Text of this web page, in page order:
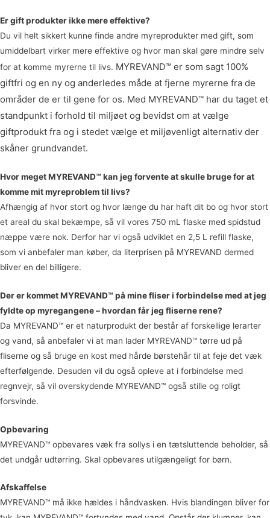
Er gift produkter ikke mere effektive?
Du vil helt sikkert kunne finde andre myreprodukter med gift, som
umiddelbart virker mere effektive og hvor man skal gøre mindre selv
for at komme myrerne til livs. MYREVAND™ er som sagt 100%
giftfri og en ny og anderledes måde at fjerne myrerne fra de
områder de er til gene for os. Med MYREVAND™ har du taget et
standpunkt i forhold til miljøet og bevidst om at vælge
giftprodukt fra og i stedet vælge et miljøvenligt alternativ der
skåner grundvandet.
Hvor meget MYREVAND™ kan jeg forvente at skulle bruge for at
komme mit myreproblem til livs?
Afhængig af hvor stort og hvor længe du har haft dit bo og hvor stort
et areal du skal bekæmpe, så vil vores 750 mL flaske med spidstud
næppe være nok. Derfor har vi også udviklet en 2,5 L refill flaske,
som vi anbefaler man køber, da literprisen på MYREVAND dermed
bliver en del billigere.
Der er kommet MYREVAND™ på mine fliser i forbindelse med at jeg
fyldte op myregangene – hvordan får jeg fliserne rene?
Da MYREVAND™ er et naturprodukt der består af forskellige lerarter
og vand, så anbefaler vi at man lader MYREVAND™ tørre ud på
fliserne og så bruge en kost med hårde børstehår til at feje det væk
efterfølgende. Desuden vil du også opleve at i forbindelse med
regnvejr, så vil overskydende MYREVAND™ også stille og roligt
forsvinde.
Opbevaring
MYREVAND™ opbevares væk fra sollys i en tætsluttende beholder, så
det undgår udtørring. Skal opbevares utilgængeligt for børn.
Afskaffelse
MYREVAND™ må ikke hældes i håndvasken. Hvis blandingen bliver for